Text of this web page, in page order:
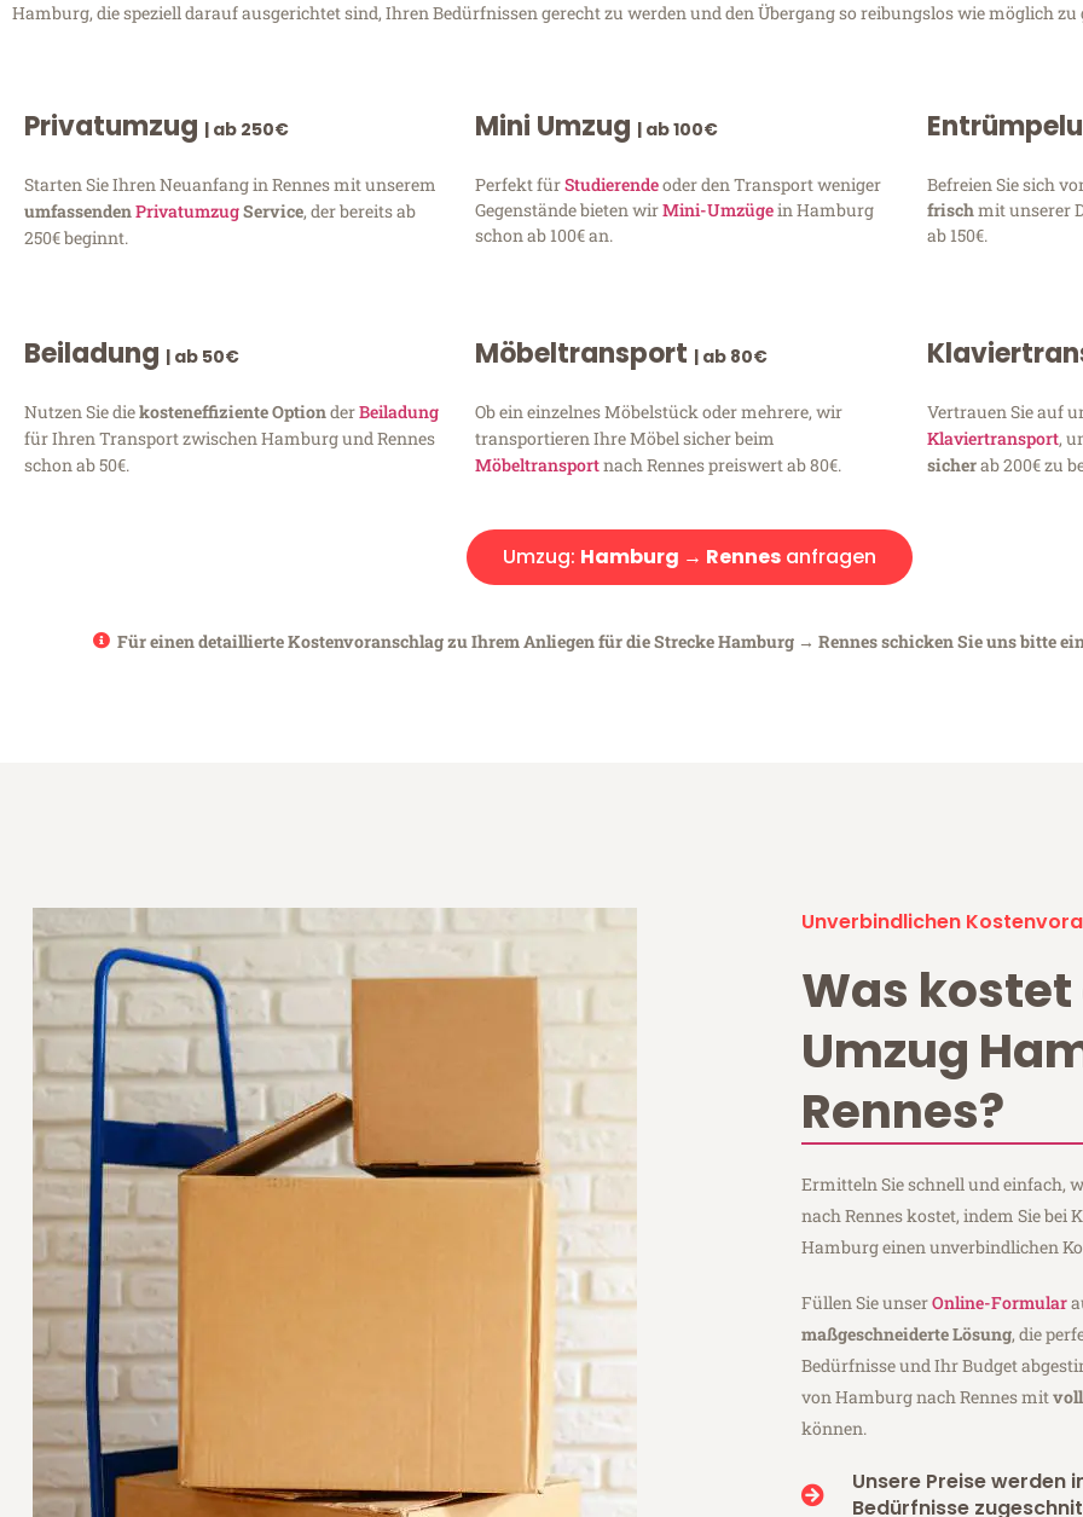
Hamburg, die speziell darauf ausgerichtet sind, Ihren Bedürfnissen gerecht zu werden und den Übergang so reibungslos wie möglich zu
Privatumzug | ab 250€
Starten Sie Ihren Neuanfang in Rennes mit unserem
umfassendenPrivatumzugService, der bereits ab
250€ beginnt.
Mini Umzug | ab 100€
Perfekt fürStudierendeoder den Transport weniger
Gegenstände bieten wirMini-Umzügein Hamburg
schon ab 100€ an.
Befreien Sie sich
frischmit unserer
ab 150€.
Beiladung | ab 50€
Nutzen Sie diekosteneffiziente OptionderBeiladung
für Ihren Transport zwischen Hamburg und Rennes
schon ab 50€.
Möbeltransport | ab 80€
Ob ein einzelnes Möbelstück oder mehrere, wir
transportieren Ihre Möbel sicher beim
Möbeltransportnach Rennes preiswert ab 80€.
Vertrauen Sie auf
Klaviertransport,
sicherab 200€ zu
Umzug: Hamburg → Rennesanfragen
Für einen detaillierte Kostenvoranschlag zu Ihrem Anliegen für die Strecke Hamburg → Rennes schicken Sie uns bitte
Unverbindlichen
Was kostet
Umzug
Rennes?
Ermitteln Sie schnell und einfach,
nach Rennes kostet, indem Sie bei
Hamburg einen unverbindlichen
Füllen Sie unserOnline-Formular
maßgeschneiderte Lösung, die
Bedürfnisse und Ihr Budget
von Hamburg nach Rennes mit
können.
Unsere Preise werden
Bedürfnisse